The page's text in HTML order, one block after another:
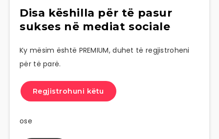
Disa këshilla për të pasur
sukses në mediat sociale
Ky mësim është PREMIUM, duhet të regjistroheni
për të parë.
Regjistrohuni këtu
ose